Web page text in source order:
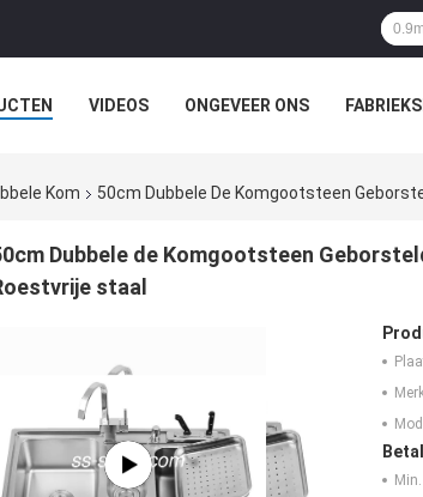
VIDEOS ONGEVEER ONS
Kom 50cm Dubbele De Komgootsteen
Dubbele de Komgootsteen
staal